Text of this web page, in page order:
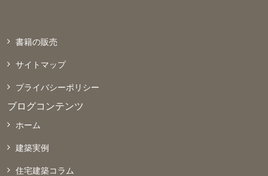
書籍の販売
サイトマップ
プライバシーポリシー
ブログコンテンツ
ホーム
建築実例
住宅建築コラム